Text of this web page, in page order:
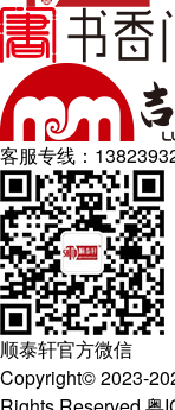
客服专线：
顺泰轩官方微信
Copyright© 2023-